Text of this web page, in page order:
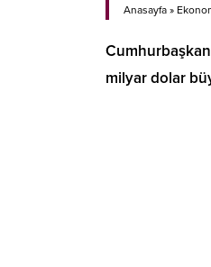
Anasayfa »
milyar dolar